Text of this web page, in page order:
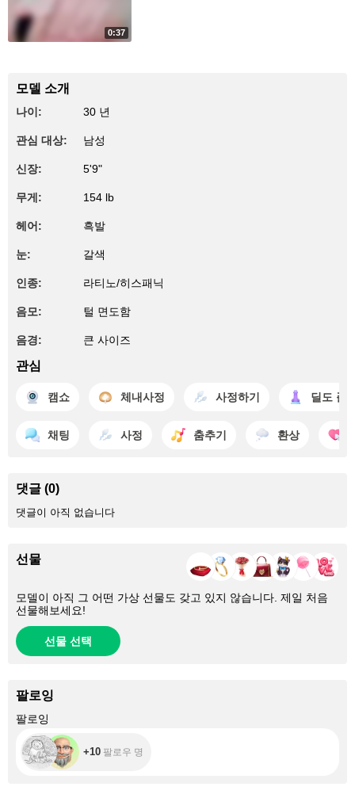
0:37
모델 소개
나이: 30 년
관심 대상: 남성
신장: 5'9"
무게: 154 lb
헤어: 흑발
눈: 갈색
인종: 라티노/히스패닉
음모: 털 면도함
음경: 큰 사이즈
관심
캠쇼 체내사정 사정하기 딜도 플
채팅 사정 춤추기 환상
댓글 (0)
댓글이 아직 없습니다
선물
모델이 아직 그 어떤 가상 선물도 갖고 있지 않습니다. 제일 처음
선물해보세요!
선물 선택
팔로잉
팔로잉
+10 팔로우 명